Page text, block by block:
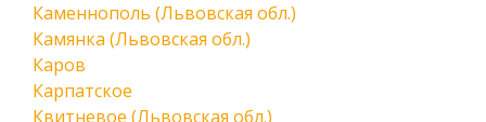
Каменнополь (Львовская обл.)
Камянка (Львовская обл.)
Каров
Карпатское
Квитневое (Львовская обл.)